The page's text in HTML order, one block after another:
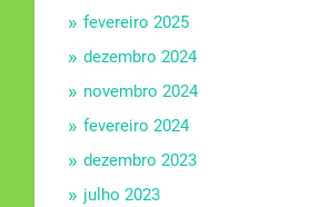
fevereiro 2025
dezembro 2024
novembro 2024
fevereiro 2024
dezembro 2023
julho 2023